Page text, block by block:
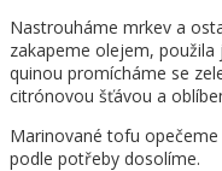
Nastrouháme mrkev a
zakapeme olejem,
quinou promícháme se
citrónovou šťávou a
Marinované tofu
podle potřeby dosolíme.